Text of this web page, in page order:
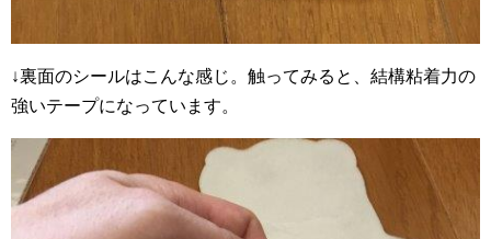
↓裏面のシールはこんな感じ。触ってみると、結構粘着力の
強いテープになっています。